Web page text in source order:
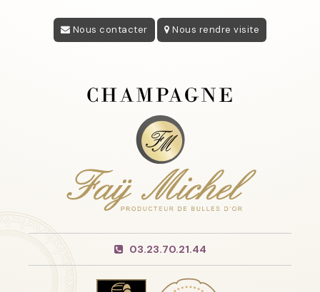
Nous contacter Nous rendre visite
03.23.70.21.44